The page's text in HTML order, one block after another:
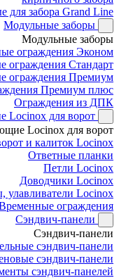
для забора Grand Line
Модульные заборы
Модульные заборы
ограждения Эконом
ограждения Стандарт
ограждения Премиум
Премиум плюс
Ограждения из ДПК
Locinox для ворот
Locinox для ворот
и калиток Locinox
Ответные планки
Петли Locinox
Доводчики Locinox
улавливатели Locinox
ограждения
Сэндвич-панели
Сэндвич-панели
сэндвич-панели
сэндвич-панели
сэндвич-панелей